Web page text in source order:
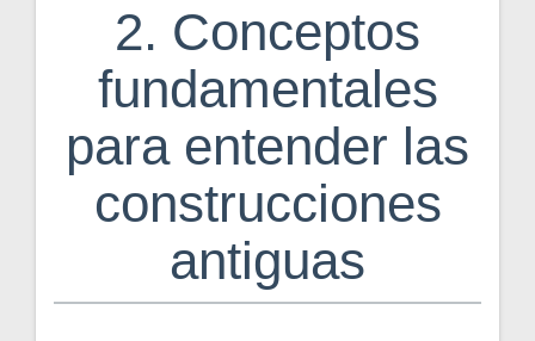
2. Conceptos
fundamentales
para entender las
construcciones
antiguas